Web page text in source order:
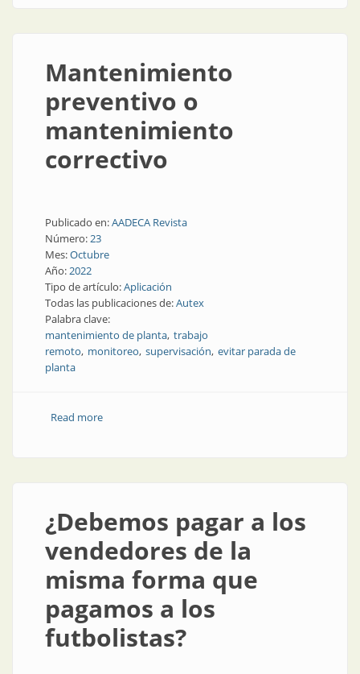
Mantenimiento
preventivo o
mantenimiento
correctivo
Publicado en:AADECA Revista
Número:23
Mes:Octubre
Año:2022
Tipo de artículo:Aplicación
Todas las publicaciones de:Autex
Palabra clave:
mantenimiento de planta trabajo
remoto monitoreo supervisación evitar parada de
planta
Read moreabout Mantenimiento preventivo o mantenimiento
¿Debemos pagar a los
vendedores de la
misma forma que
pagamos a los
futbolistas?